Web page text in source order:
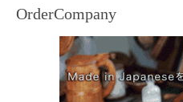
OrderCompany